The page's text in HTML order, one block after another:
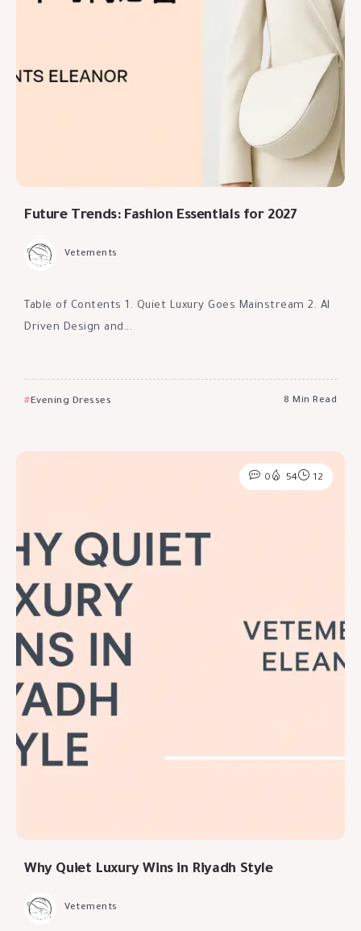
Future Trends: Fashion Essentials for 2027
Vetements
Table of Contents 1. Quiet Luxury Goes Mainstream 2. AI
Driven Design and...
Evening Dresses 8 Min Read
0 54 12
Why Quiet Luxury Wins in Riyadh Style
Vetements